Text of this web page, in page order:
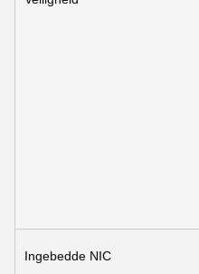
Ingebedde NIC